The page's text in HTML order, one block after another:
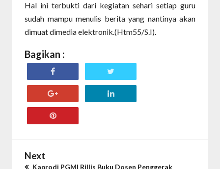
Hal ini terbukti dari kegiatan sehari setiap guru
sudah mampu menulis berita yang nantinya akan
dimuat dimedia elektronik.(Htm55/S.I).
Bagikan :
Next
Kaprodi PGMI Rillis Buku Dosen Penggerak